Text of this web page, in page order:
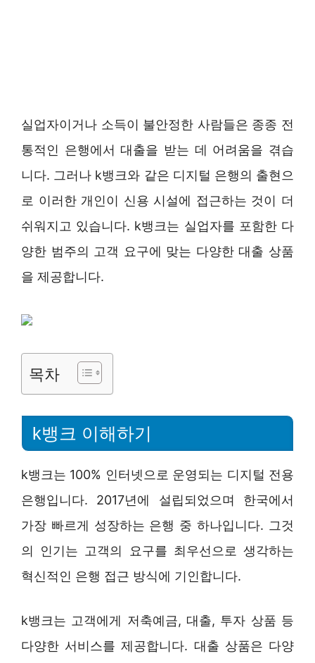
실업자이거나 소득이 불안정한 사람들은 종종 전
통적인 은행에서 대출을 받는 데 어려움을 겪습
니다. 그러나 k뱅크와 같은 디지털 은행의 출현으
로 이러한 개인이 신용 시설에 접근하는 것이 더
쉬워지고 있습니다. k뱅크는 실업자를 포함한 다
양한 범주의 고객 요구에 맞는 다양한 대출 상품
을 제공합니다.
목차
k뱅크 이해하기
k뱅크는 100% 인터넷으로 운영되는 디지털 전용
은행입니다. 2017년에 설립되었으며 한국에서
가장 빠르게 성장하는 은행 중 하나입니다. 그것
의 인기는 고객의 요구를 최우선으로 생각하는
혁신적인 은행 접근 방식에 기인합니다.
k뱅크는 고객에게 저축예금, 대출, 투자 상품 등
다양한 서비스를 제공합니다. 대출 상품은 다양